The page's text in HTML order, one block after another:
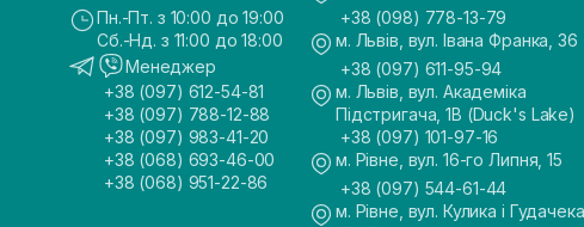
Пн.-Пт. з 10:00 до 19:00
Сб.-Нд. з 11:00 до 18:00
Менеджер
+38 (097) 612-54-81
+38 (097) 788-12-88
+38 (097) 983-41-20
+38 (068) 693-46-00
+38 (068) 951-22-86
+38 (098) 778-13-79
м. Львів, вул. Івана Франка, 36
+38 (097) 611-95-94
м. Львів, вул. Академіка
Підстригача, 1В (Duck's Lake)
+38 (097) 101-97-16
м. Рівне, вул. 16-го Липня, 15
+38 (097) 544-61-44
м. Рівне, вул. Кулика і